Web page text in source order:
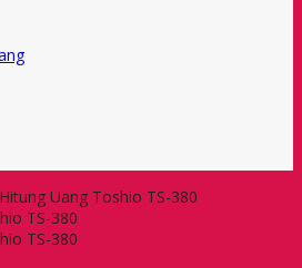
Uang Toshio TS-380